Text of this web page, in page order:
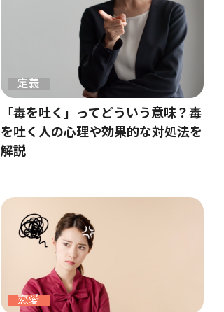
定義
「毒を吐く」ってどういう意味？毒
を吐く人の心理や効果的な対処法を
解説
恋愛